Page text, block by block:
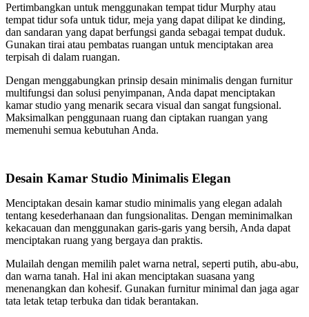
Pertimbangkan untuk menggunakan tempat tidur Murphy atau
tempat tidur sofa untuk tidur, meja yang dapat dilipat ke dinding,
dan sandaran yang dapat berfungsi ganda sebagai tempat duduk.
Gunakan tirai atau pembatas ruangan untuk menciptakan area
terpisah di dalam ruangan.
Dengan menggabungkan prinsip desain minimalis dengan furnitur
multifungsi dan solusi penyimpanan, Anda dapat menciptakan
kamar studio yang menarik secara visual dan sangat fungsional.
Maksimalkan penggunaan ruang dan ciptakan ruangan yang
memenuhi semua kebutuhan Anda.
Desain Kamar Studio Minimalis Elegan
Menciptakan desain kamar studio minimalis yang elegan adalah
tentang kesederhanaan dan fungsionalitas. Dengan meminimalkan
kekacauan dan menggunakan garis-garis yang bersih, Anda dapat
menciptakan ruang yang bergaya dan praktis.
Mulailah dengan memilih palet warna netral, seperti putih, abu-abu,
dan warna tanah. Hal ini akan menciptakan suasana yang
menenangkan dan kohesif. Gunakan furnitur minimal dan jaga agar
tata letak tetap terbuka dan tidak berantakan.